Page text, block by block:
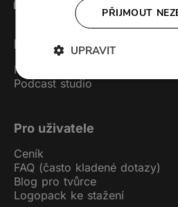
Forendors
Kontakt
Podcast studio
Pro uživatele
Ceník
FAQ (často kladené dotazy)
Blog pro tvůrce
Logopack ke stažení
PŘIJMOUT
UPRAVIT